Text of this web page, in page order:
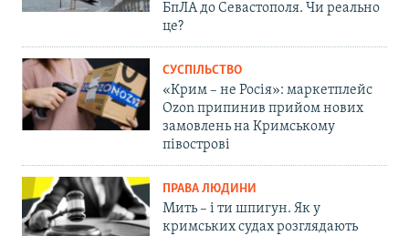
БпЛА до Севастополя. Чи реально
це?
СУСПІЛЬСТВО
«Крим – не Росія»: маркетплейс
Ozon припинив прийом нових
замовлень на Кримському
півострові
ПРАВА ЛЮДИНИ
Мить – і ти шпигун. Як у
кримських судах розглядають